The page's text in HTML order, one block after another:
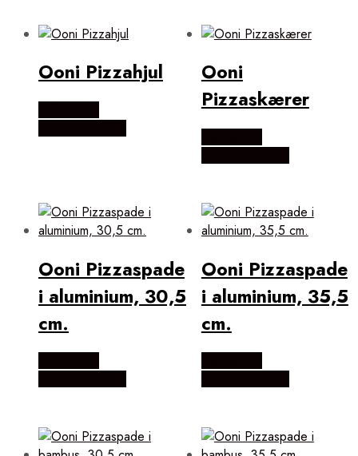
Ooni Pizzahjul
Ooni
Pizzaskærer
Ooni Pizzaspade
i aluminium, 30,5
cm.
Ooni Pizzaspade
i aluminium, 35,5
cm.